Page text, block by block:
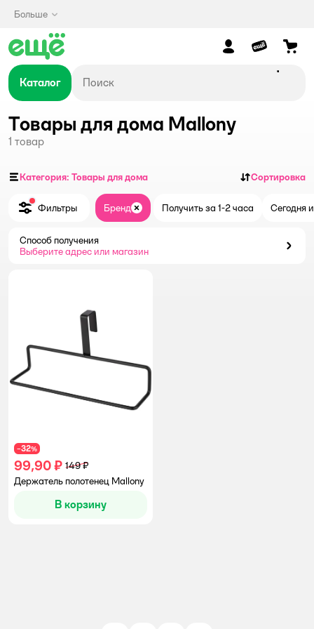
Больше
Каталог
Товары для дома Mallony
1 товар
Категория: Товары для дома Сортировка
Фильтры Бренд ЗакрытьПолучить за 1-2 часа Сегодня
Способ получения
Выберите адрес или магазин
−32%
99,90 ₽ 149 ₽
Держатель полотенец Mallony
В корзину